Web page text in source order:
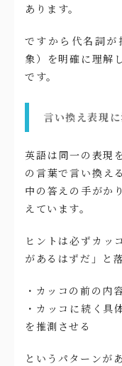
あります。
ですから代名詞
象）を明確に理解
です。
言い換え表現
英語は同一の表現
の言葉で言い換え
中の答えの手がか
えています。
ヒントは必ずカッ
があるはずだ」と
・カッコの前の内
・カッコに続く具
を推測させる
というパターンが